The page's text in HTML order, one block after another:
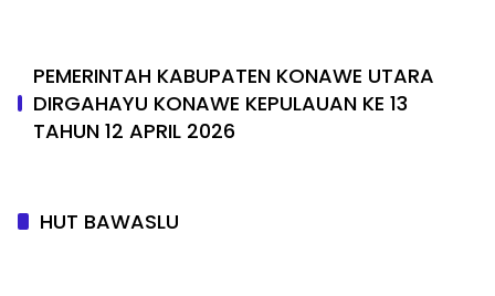
PEMERINTAH KABUPATEN KONAWE UTARA
DIRGAHAYU KONAWE KEPULAUAN KE 13
TAHUN 12 APRIL 2026
HUT BAWASLU